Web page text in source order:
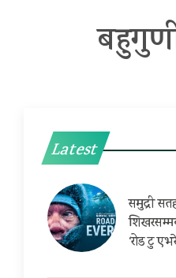
Latest
समुद्री
‘रोड टु